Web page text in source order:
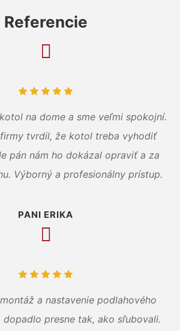
Referencie
na dome a sme veľmi spokojní.
firmy tvrdil, že kotol treba vyhodiť
pán nám ho dokázal opraviť a za
Výborný a profesionálny prístup.
PANI ERIKA
a nastavenie podlahového
dopadlo presne tak, ako sľubovali.